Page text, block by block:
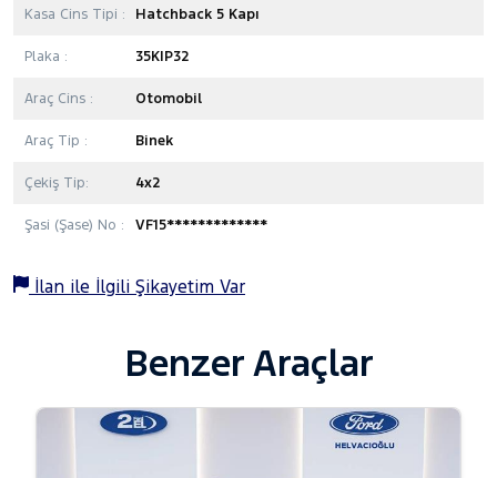
Kasa Cins Tipi : Hatchback 5 Kapı
Plaka : 35KIP32
Araç Cins : Otomobil
Araç Tip : Binek
Çekiş Tip: 4x2
Şasi (Şase) No : VF15*************
İlan ile İlgili Şikayetim Var
Benzer Araçlar